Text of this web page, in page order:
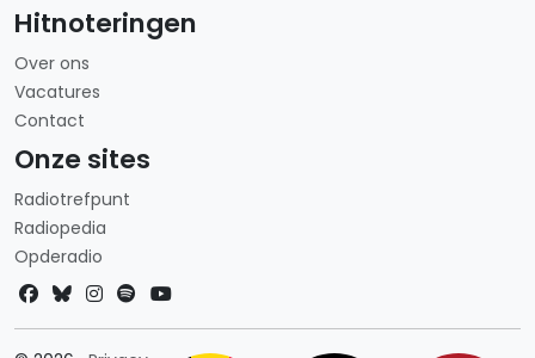
Hitnoteringen
Over ons
Vacatures
Contact
Onze sites
Radiotrefpunt
Radiopedia
Opderadio